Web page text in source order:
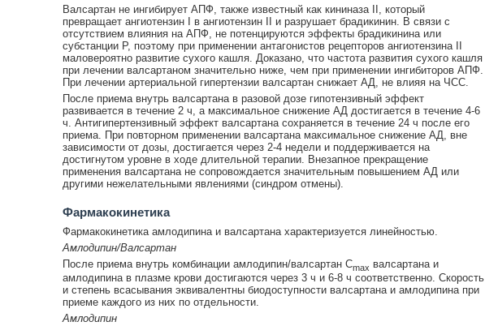
Валсартан не ингибирует АПФ, также известный как кининаза II, который
превращает ангиотензин I в ангиотензин II и разрушает брадикинин. В связи с
отсутствием влияния на АПФ, не потенцируются эффекты брадикинина или
субстанции Р, поэтому при применении антагонистов рецепторов ангиотензина II
маловероятно развитие сухого кашля. Доказано, что частота развития сухого кашля
при лечении валсартаном значительно ниже, чем при применении ингибиторов АПФ.
При лечении артериальной гипертензии валсартан снижает АД, не влияя на ЧСС.
После приема внутрь валсартана в разовой дозе гипотензивный эффект
развивается в течение 2 ч, а максимальное снижение АД достигается в течение 4-6
ч. Антигипертензивный эффект валсартана сохраняется в течение 24 ч после его
приема. При повторном применении валсартана максимальное снижение АД, вне
зависимости от дозы, достигается через 2-4 недели и поддерживается на
достигнутом уровне в ходе длительной терапии. Внезапное прекращение
применения валсартана не сопровождается значительным повышением АД или
другими нежелательными явлениями (синдром отмены).
Фармакокинетика
Фармакокинетика амлодипина и валсартана характеризуется линейностью.
Амлодипин/Валсартан
После приема внутрь комбинации амлодипин/валсартан Cmax валсартана и
амлодипина в плазме крови достигаются через 3 ч и 6-8 ч соответственно. Скорость
и степень всасывания эквивалентны биодоступности валсартана и амлодипина при
приеме каждого из них по отдельности.
Амлодипин